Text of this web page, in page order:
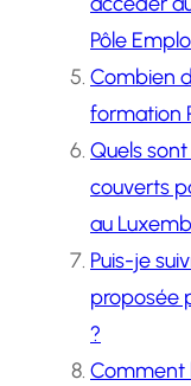
Pôle
Combien
formation
Quels
couverts
au
Puis-je
proposée
?
Comment